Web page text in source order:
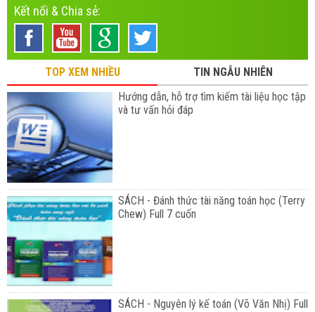
Kết nối & Chia sẻ:
TOP XEM NHIỀU
TIN NGẪU NHIÊN
Hướng dẫn, hỗ trợ tìm kiếm tài liệu học tập
và tư vấn hỏi đáp
SÁCH - Đánh thức tài năng toán học (Terry
Chew) Full 7 cuốn
SÁCH - Nguyên lý kế toán (Võ Văn Nhị) Full